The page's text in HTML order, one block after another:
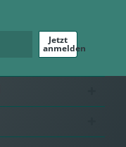
Jetzt
anmelden